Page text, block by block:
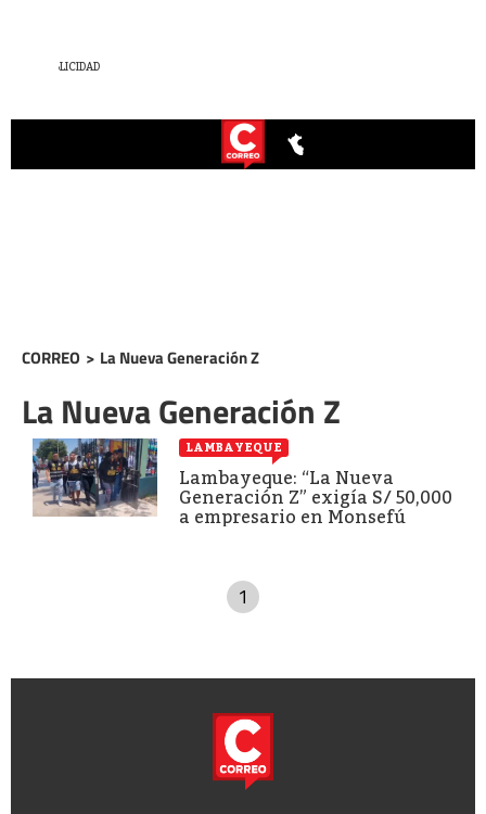
CORREO > La Nueva Generación Z
La Nueva Generación Z
LAMBAYEQUE
Lambayeque: “La Nueva
Generación Z” exigía S/ 50,000
a empresario en Monsefú
1